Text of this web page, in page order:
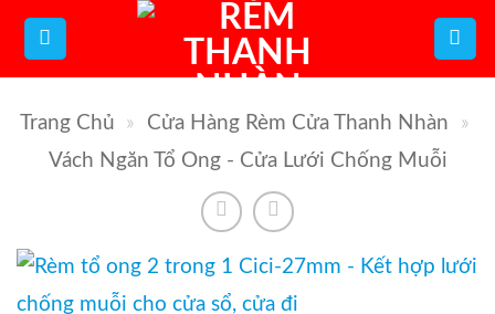
Bỏ
qua
dung
Trang Chủ » Cửa Hàng Rèm Cửa Thanh Nhàn
»
Vách Ngăn Tổ Ong - Cửa Lưới Chống Muỗi